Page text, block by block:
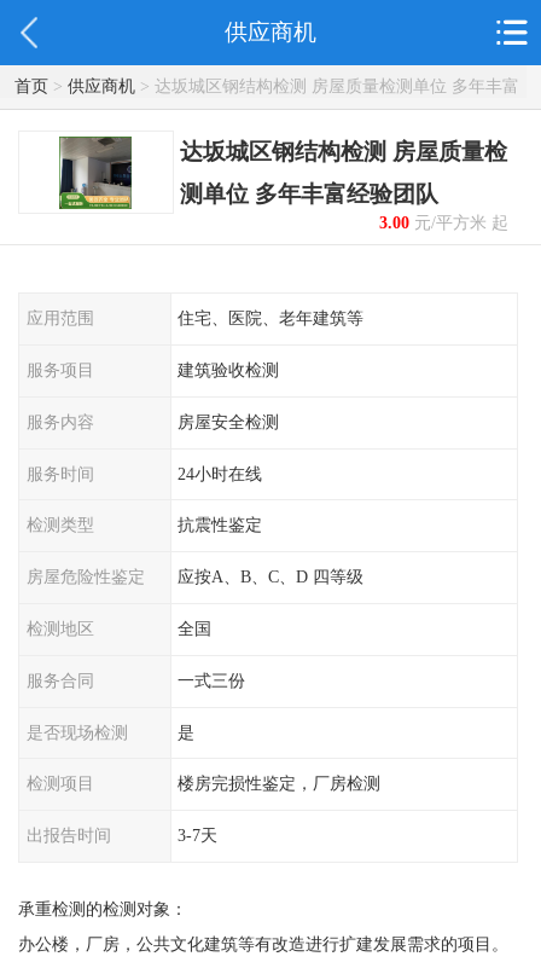
供应商机
首页> 供应商机> 达坂城区钢结构检测 房屋质量检测单位 多年丰富
经验团队
达坂城区钢结构检测 房屋质量检
测单位 多年丰富经验团队
3.00元/平方米 起
应用范围 住宅、医院、老年建筑等
服务项目 建筑验收检测
服务内容 房屋安全检测
服务时间 24小时在线
检测类型 抗震性鉴定
房屋危险性鉴定 应按A、B、C、D 四等级
检测地区 全国
服务合同 一式三份
是否现场检测 是
检测项目 楼房完损性鉴定，厂房检测
出报告时间 3-7天
承重检测的检测对象：
办公楼，厂房，公共文化建筑等有改造进行扩建发展需求的项目。